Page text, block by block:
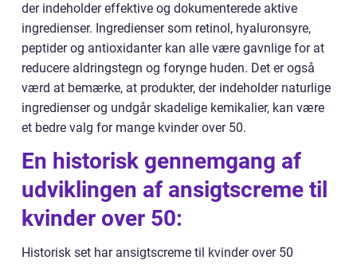
der indeholder effektive og dokumenterede aktive
ingredienser. Ingredienser som retinol, hyaluronsyre,
peptider og antioxidanter kan alle være gavnlige for at
reducere aldringstegn og forynge huden. Det er også
værd at bemærke, at produkter, der indeholder naturlige
ingredienser og undgår skadelige kemikalier, kan være
et bedre valg for mange kvinder over 50.
En historisk gennemgang af
udviklingen af ansigtscreme til
kvinder over 50:
Historisk set har ansigtscreme til kvinder over 50